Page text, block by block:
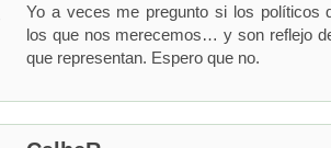
Yo a veces me pregunto si los políticos
los que nos merecemos… y son reflejo
que representan. Espero que no.